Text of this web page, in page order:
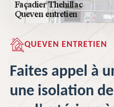
QUEVEN ENTRETIEN
Faites appel à
une isolation